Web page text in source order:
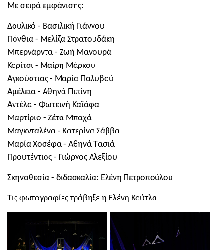
Με σειρά εμφάνισης:
Δουλικό - Βασιλική Γιάννου
Πόνθια - Μελίζα Στρατουδάκη
Μπερνάρντα - Ζωή Μανουρά
Κορίτσι - Μαίρη Μάρκου
Αγκούστιας - Μαρία Παλυβού
Αμέλεια - Αθηνά Πιπίνη
Αντέλα - Φωτεινή Καϊάφα
Μαρτίριο - Ζέτα Μπαχά
Μαγκνταλένα - Κατερίνα Σάββα
Μαρία Χοσέφα - Αθηνά Τασιά
Προυτέντιος - Γιώργος Αλεξίου
Σκηνοθεσία - διδασκαλία: Ελένη Πετροπούλου
Τις φωτογραφίες τράβηξε η Ελένη Κούτλα